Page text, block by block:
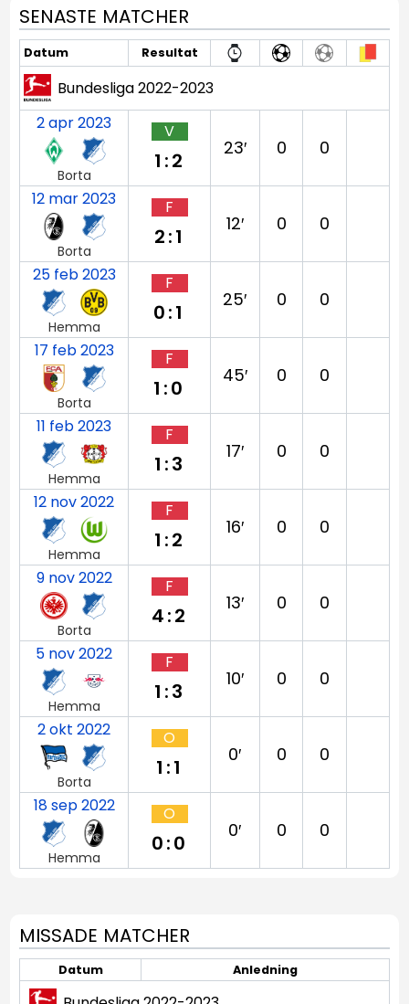
SENASTE MATCHER
Datum Resultat
Bundesliga 2022-2023
2 apr 2023
Borta
V
1:2
23′ 0 0
12 mar 2023
Borta
F
2:1
12′ 0 0
25 feb 2023
Hemma
F
0:1
25′ 0 0
17 feb 2023
Borta
F
1:0
45′ 0 0
11 feb 2023
Hemma
F
1:3
17′ 0 0
12 nov 2022
Hemma
F
1:2
16′ 0 0
9 nov 2022
Borta
F
4:2
13′ 0 0
5 nov 2022
Hemma
F
1:3
10′ 0 0
2 okt 2022
Borta
O
1:1
0′ 0 0
18 sep 2022
Hemma
O
0:0
0′ 0 0
MISSADE MATCHER
Datum Anledning